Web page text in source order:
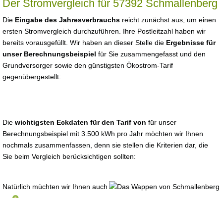
Der Stromvergleich für 57392 Schmallenberg
Die Eingabe des Jahresverbrauchs reicht zunächst aus, um einen
ersten Stromvergleich durchzuführen. Ihre Postleitzahl haben wir
bereits vorausgefüllt. Wir haben an dieser Stelle die Ergebnisse für
unser Berechnungsbeispiel für Sie zusammengefasst und den
Grundversorger sowie den günstigsten Ökostrom-Tarif
gegenübergestellt:
Die wichtigsten Eckdaten für den Tarif von für unser
Berechnungsbeispiel mit 3.500 kWh pro Jahr möchten wir Ihnen
nochmals zusammenfassen, denn sie stellen die Kriterien dar, die
Sie beim Vergleich berücksichtigen sollten:
Natürlich müchten wir Ihnen auch